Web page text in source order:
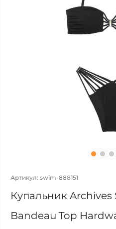
Артикул: swim-888151
Купальник
Bandeau Top